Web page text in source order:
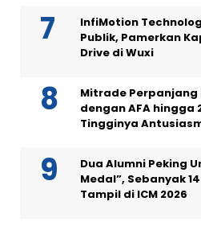
InfiMotion
Publik, Pamerkan
Drive di Wuxi
Mitrade Perpanjang
dengan AFA hingga
Tingginya
Dua Alumni Peking
Medal”, Sebanyak
Tampil di ICM 2026